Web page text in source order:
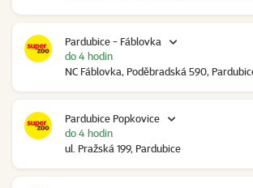
Pardubice - Fáblovka
NC Fáblovka, Poděbradská 590,
do 4 hodin
Pardubice Popkovice
ul. Pražská 199, Pardubice
do 4 hodin